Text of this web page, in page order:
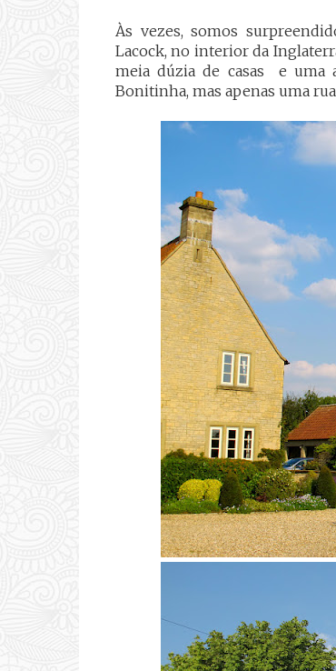
Às vezes, somos
Lacock, no interior da
meia dúzia de casas e uma
Bonitinha, mas apenas uma